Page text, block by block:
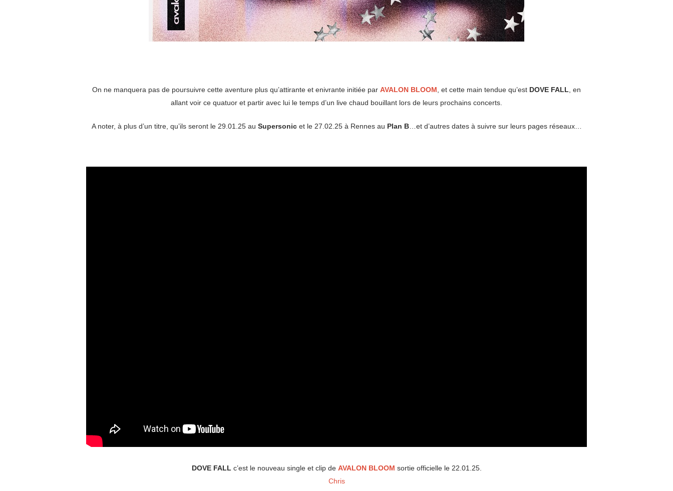
On ne manquera pas de poursuivre cette aventure plus qu’attirante et enivrante initiée par AVALON BLOOM , et cette main tendue qu’est DOVE FALL , en
allant voir ce quatuor et partir avec lui le temps d’un live chaud bouillant lors de leurs prochains concerts.
A noter, à plus d’un titre, qu’ils seront le 29.01.25 au Supersonicet le 27.02.25 à Rennes au Plan B…et d’autres dates à suivre sur leurs pages réseaux…
DOVE FALL c’est le nouveau single et clip de AVALON BLOOM sortie officielle le 22.01.25.
Chris